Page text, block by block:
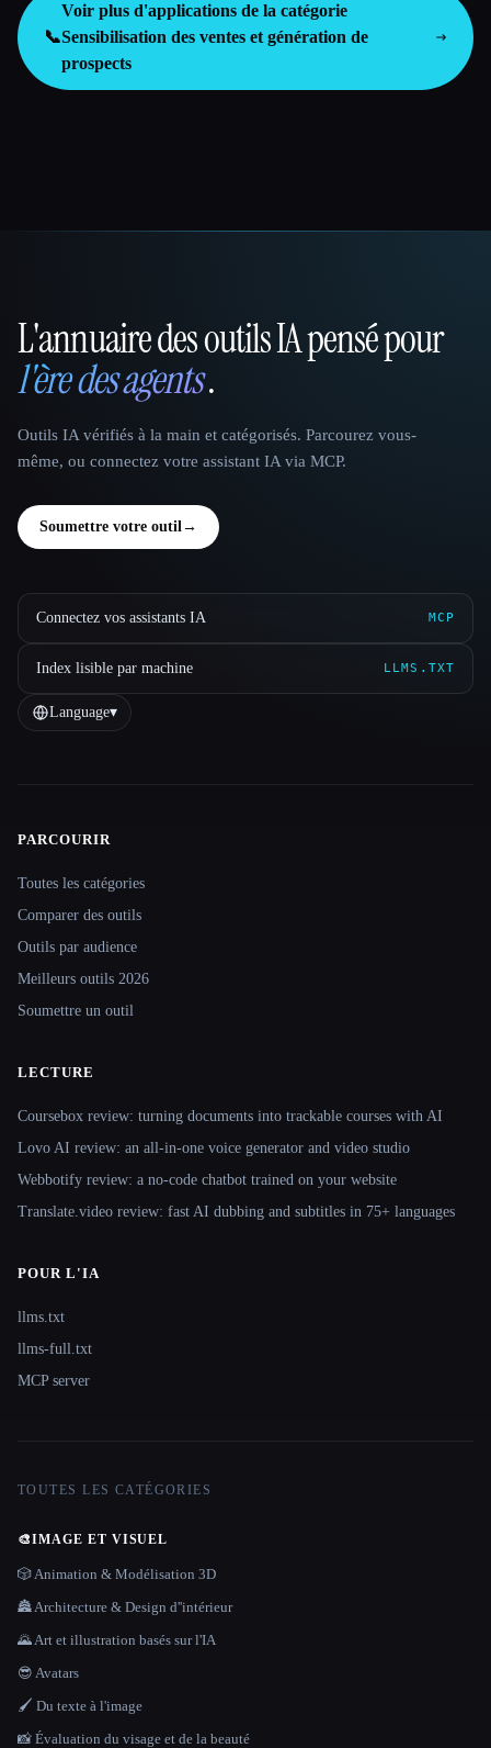
📞
Voir plus d'applications de la catégorie
Sensibilisation des ventes et génération de
prospects
That AI Collection
L'annuaire des outils IA pensé pour
l'ère des agents.
Outils IA vérifiés à la main et catégorisés. Parcourez vous-
même, ou connectez votre assistant IA via MCP.
Soumettre votre outil→
Connectez vos assistants IA MCP
Index lisible par machine LLMS.TXT
Language▾
Site navigation
PARCOURIR
Toutes les catégories
Comparer des outils
Outils par audience
Meilleurs outils 2026
Soumettre un outil
LECTURE
Coursebox review: turning documents into trackable courses with AI
Lovo AI review: an all-in-one voice generator and video studio
Webbotify review: a no-code chatbot trained on your website
Translate.video review: fast AI dubbing and subtitles in 75+ languages
POUR L'IA
llms.txt
llms-full.txt
MCP server
TOUTES LES CATÉGORIES
🎨IMAGE ET VISUEL
🎲 Animation & Modélisation 3D
🏯 Architecture & Design d''intérieur
🌄 Art et illustration basés sur l'IA
😎 Avatars
🖌️ Du texte à l'image
📸 Évaluation du visage et de la beauté